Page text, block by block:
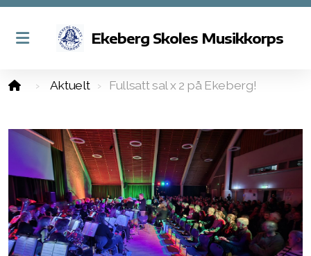
Ekeberg Skoles Musikkorps
Aktuelt Fullsatt sal x 2 på Ekeberg!
Styret i korpset
Kontakt oss
Betingelser for medlemskap
Aspirantkorps, juniorkorps og hovedkorps